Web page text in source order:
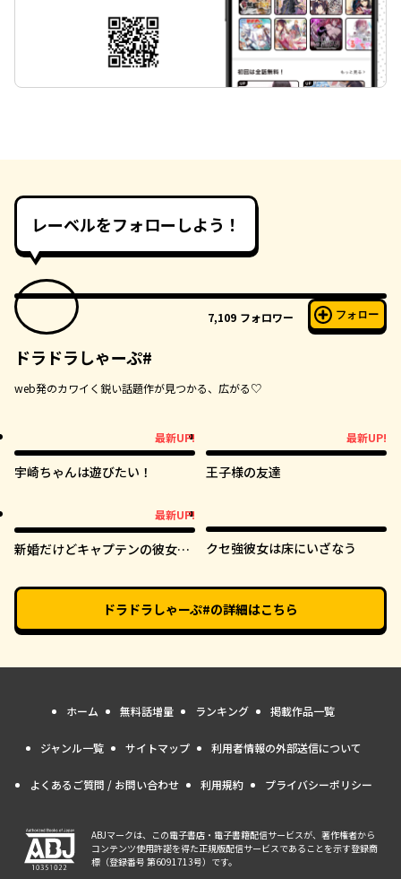
レーベルをフォローしよう！
7,109 フォロワー フォロー
ドラドラしゃーぷ#
web発のカワイく鋭い話題作が見つかる、広がる♡
最新UP!
宇崎ちゃんは遊びたい！
最新UP!
王子様の友達
最新UP!
新婚だけどキャプテンの彼女と
クセ強彼女は床にいざなう
ドラドラしゃーぷ#の詳細はこちら
ホーム 無料話増量 ランキング 掲載作品一覧
ジャンル一覧 サイトマップ 利用者情報の外部送信について
よくあるご質問 / お問い合わせ 利用規約 プライバシーポリシー
ABJマークは、この電子書店・電子書籍配信サービスが、著作権者から
コンテンツ使用許諾を得た正規版配信サービスであることを示す登録商
標（登録番号 第6091713号）です。